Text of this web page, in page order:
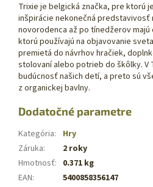
Trixie je belgická značka, pre ktorú
inšpirácie nekonečná predstavivosť
novorodenca až po tínedžerov
ktorú používajú na objavovanie
premietá do návrhov hračiek,
stolovaní alebo potrieb do škôlky. V
budúcnosť našich detí, a preto sú
z organickej bavlny.
Dodatočné parametre
Kategória:
Hry
Záruka:
2 roky
Hmotnosť: 0.371 kg
EAN: 5400858356147